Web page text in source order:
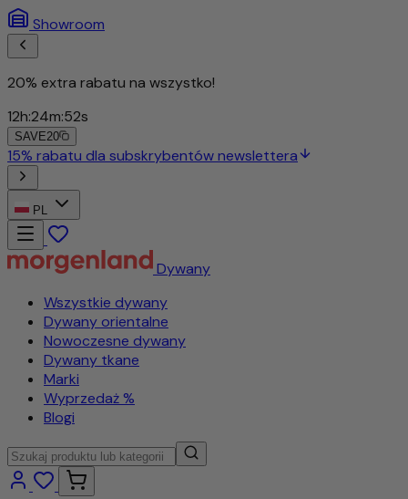
Showroom
20% extra rabatu na wszystko!
12h:24m:49
SAVE20
PL
Dywany
Wszystkie dywany
Dywany orientalne
Nowoczesne dywany
Dywany tkane
Marki
Wyprzedaż %
Blogi